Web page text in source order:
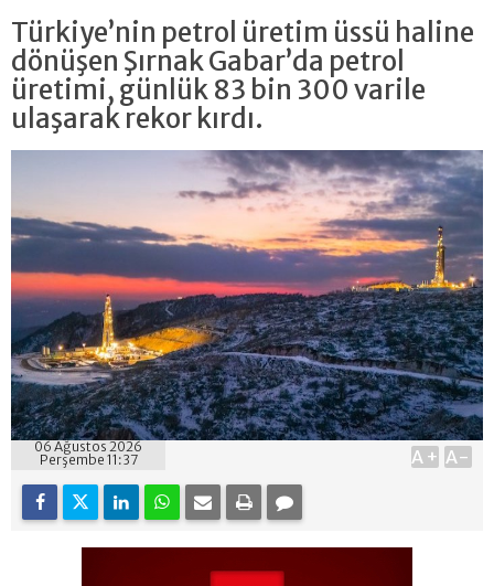
Türkiye’nin petrol üretim üssü haline
dönüşen Şırnak Gabar’da petrol
üretimi, günlük 83 bin 300 varile
ulaşarak rekor kırdı.
06 Ağustos 2026
Perşembe 11:37
A+ A-